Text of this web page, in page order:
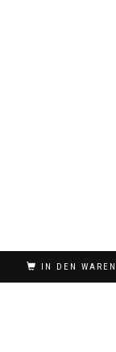
IN DEN